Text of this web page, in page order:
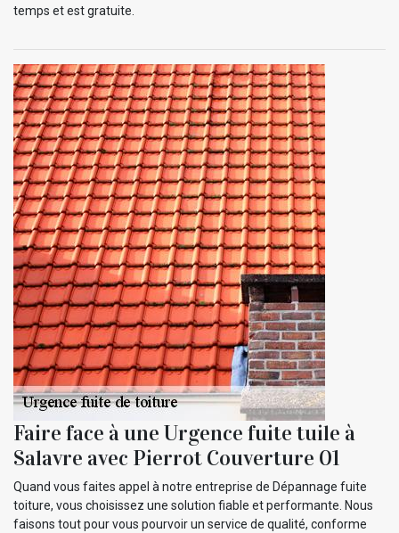
temps et est gratuite.
Faire face à une Urgence fuite tuile à
Salavre avec Pierrot Couverture 01
Quand vous faites appel à notre entreprise de Dépannage fuite
toiture, vous choisissez une solution fiable et performante. Nous
faisons tout pour vous pourvoir un service de qualité, conforme